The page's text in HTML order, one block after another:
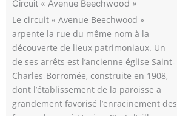
Circuit « Avenue Beechwood »
Le circuit « Avenue Beechwood »
arpente la rue du même nom à la
découverte de lieux patrimoniaux. Un
de ses arrêts est l’ancienne église Saint-
Charles-Borromée, construite en 1908,
dont l’établissement de la paroisse a
grandement favorisé l’enracinement des